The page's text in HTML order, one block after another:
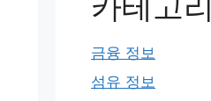
금융 정보
섬유 정보